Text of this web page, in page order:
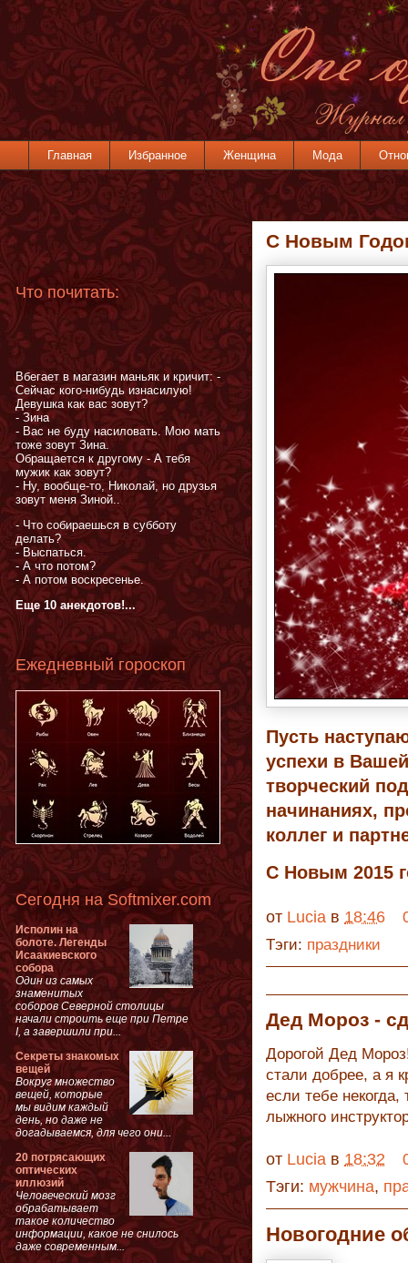
Главная Избранное Женщина Мода
C Новым
Пусть
успехи в
творческий
начинаниях,
коллег и
С Новым 2015
от Lucia в 18:46
Тэги: праздники
Дед Мороз -
Дорогой Дед
стали добрее, а я
если тебе
лыжного
от Lucia в 18:32
Тэги: мужчина,
Новогодние
Что почитать:
Вбегает в магазин маньяк и кричит: -
Сейчас кого-нибудь изнасилую!
Девушка как вас зовут?
- Зина
- Вас не буду насиловать. Мою мать
тоже зовут Зина.
Обращается к другому - А тебя
мужик как зовут?
- Ну, вообще-то, Николай, но друзья
зовут меня Зиной..
- Что собираешься в субботу
делать?
- Выспаться.
- А что потом?
- А потом воскресенье.
Еще 10 анекдотов!...
Ежедневный гороскоп
Сегодня на Softmixer.com
Исполин на
болоте. Легенды
Исаакиевского
собора
Один из самых
знаменитых
соборов Северной столицы
начали строить еще при Петре
I, а завершили при...
Секреты знакомых
вещей
Вокруг множество
вещей, которые
мы видим каждый
день, но даже не
догадываемся, для чего они...
20 потрясающих
оптических
иллюзий
Человеческий мозг
обрабатывает
такое количество
информации, какое не снилось
даже современным...